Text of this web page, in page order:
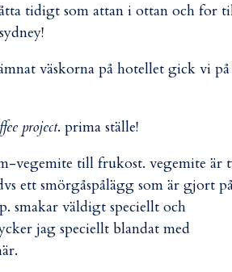
tidigt som attan i ottan och for
väskorna på hotellet gick vi på
project. prima ställe!
vegemite till frukost. vegemite är
ett smörgåspålägg som är gjort
smakar väldigt speciellt och
jag speciellt blandat med